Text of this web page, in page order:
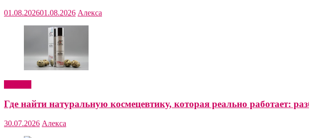
01.08.202601.08.2026 Алекса
Где найти натуральную космецевтику, которая реально работает:
30.07.2026 Алекса